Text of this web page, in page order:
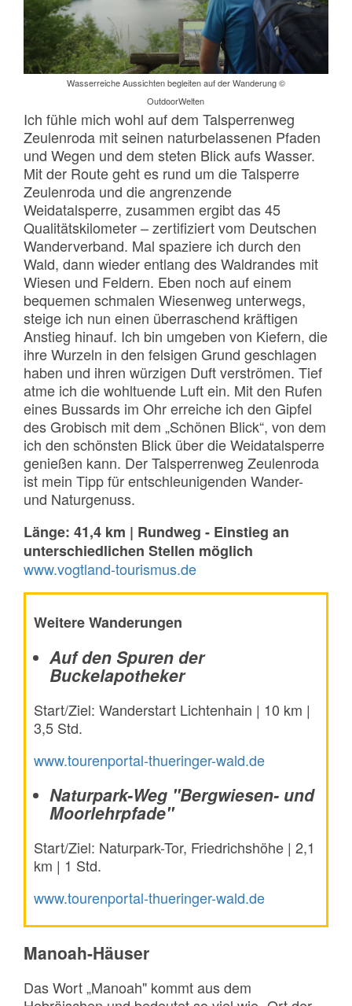
Wasserreiche Aussichten begleiten auf der Wanderung ©
OutdoorWelten
Ich fühle mich wohl auf dem Talsperrenweg
Zeulenroda mit seinen naturbelassenen Pfaden
und Wegen und dem steten Blick aufs Wasser.
Mit der Route geht es rund um die Talsperre
Zeulenroda und die angrenzende
Weidatalsperre, zusammen ergibt das 45
Qualitätskilometer – zertifiziert vom Deutschen
Wanderverband. Mal spaziere ich durch den
Wald, dann wieder entlang des Waldrandes mit
Wiesen und Feldern. Eben noch auf einem
bequemen schmalen Wiesenweg unterwegs,
steige ich nun einen überraschend kräftigen
Anstieg hinauf. Ich bin umgeben von Kiefern, die
ihre Wurzeln in den felsigen Grund geschlagen
haben und ihren würzigen Duft verströmen. Tief
atme ich die wohltuende Luft ein. Mit den Rufen
eines Bussards im Ohr erreiche ich den Gipfel
des Grobisch mit dem „Schönen Blick“, von dem
ich den schönsten Blick über die Weidatalsperre
genießen kann. Der Talsperrenweg Zeulenroda
ist mein Tipp für entschleunigenden Wander-
und Naturgenuss.
Länge: 41,4 km | Rundweg - Einstieg an
unterschiedlichen Stellen möglich
www.vogtland-tourismus.de
Weitere Wanderungen
Auf den Spuren der
Buckelapotheker
Start/Ziel: Wanderstart Lichtenhain | 10 km |
3,5 Std.
www.tourenportal-thueringer-wald.de
Naturpark-Weg "Bergwiesen- und
Moorlehrpfade"
Start/Ziel: Naturpark-Tor, Friedrichshöhe | 2,1
km | 1 Std.
www.tourenportal-thueringer-wald.de
Manoah-Häuser
Das Wort „Manoah" kommt aus dem